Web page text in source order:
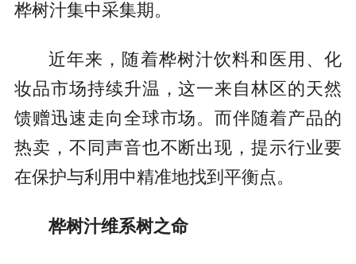
桦树汁集中采集期。
近年来，随着桦树汁饮料和医用、化
妆品市场持续升温，这一来自林区的天然
馈赠迅速走向全球市场。而伴随着产品的
热卖，不同声音也不断出现，提示行业要
在保护与利用中精准地找到平衡点。
桦树汁维系树之命